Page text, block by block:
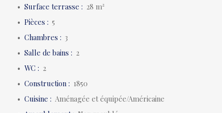
Surface terrasse : 28m²
Pièces : 5
Chambres : 3
Salle de bains : 2
WC : 2
Construction : 1850
Cuisine : Aménagée et équipée/Américaine